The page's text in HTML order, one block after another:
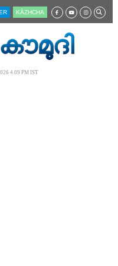
KĀZHCHA
4.09 PM IST